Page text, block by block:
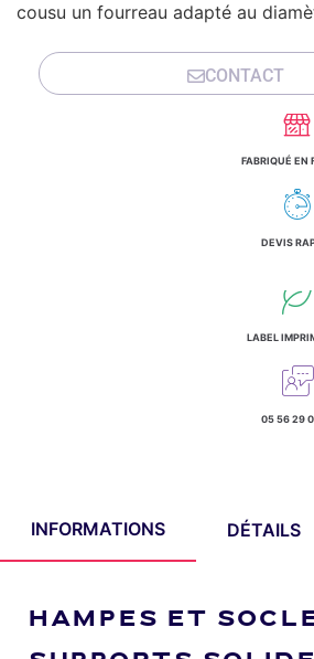
cousu un fourreau adapté au
CONTACT
FABRIQUÉ EN
DEVIS
LABEL
05 56 29
INFORMATIONS DÉTAILS
HAMPES ET